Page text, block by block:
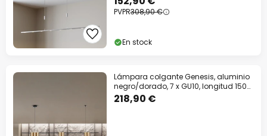
PVPR308,90 €
En stock
Lámpara colgante Genesis, aluminio
negro/dorado, 7 x GU10, longitud 150
cm
218,90 €